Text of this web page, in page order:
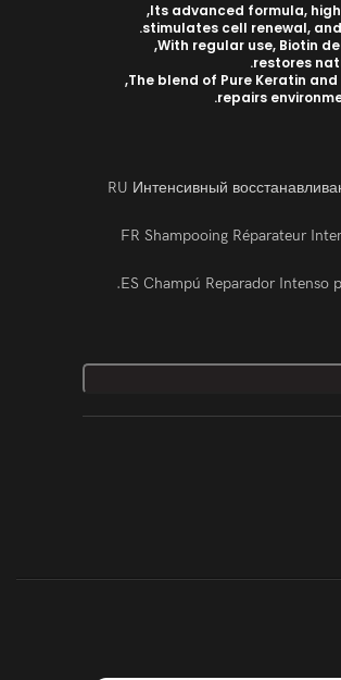
Its advanced formula,
stimulates cell renewal,
With regular use, Biotin
restores
The blend of Pure Keratin
repairs
RU Интенсивный
FR Shampooing Réparateur
ES Champú Reparador Intenso